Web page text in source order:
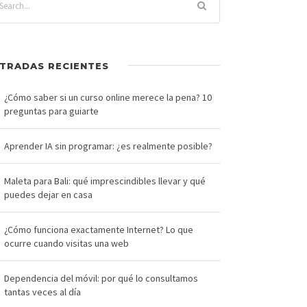
RECIENTES
¿Cómo saber si un curso online merece la pena? 10
preguntas para guiarte
Aprender IA sin programar: ¿es realmente posible?
Maleta para Bali: qué imprescindibles llevar y qué
puedes dejar en casa
¿Cómo funciona exactamente Internet? Lo que
ocurre cuando visitas una web
Dependencia del móvil: por qué lo consultamos
tantas veces al día